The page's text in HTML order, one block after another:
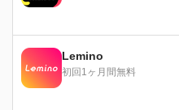
Lemino
初回1ヶ月間無料